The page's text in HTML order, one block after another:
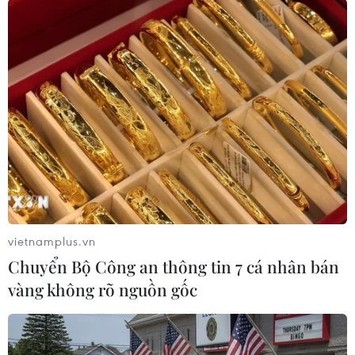
định việc cải thiện quan hệ liên Triều là điều
kiện cần thiết để thống nhất hai miền./.
(TTXVN/Vietnam+)
vietnamplus.vn
Chuyển Bộ Công an thông tin 7 cá nhân bán
vàng không rõ nguồn gốc